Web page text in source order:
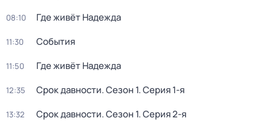
08:10 Где живёт Надежда
11:30 События
11:50 Где живёт Надежда
12:35 Срок давности. Сезон 1. Серия 1-я
13:32 Срок давности. Сезон 1. Серия 2-я